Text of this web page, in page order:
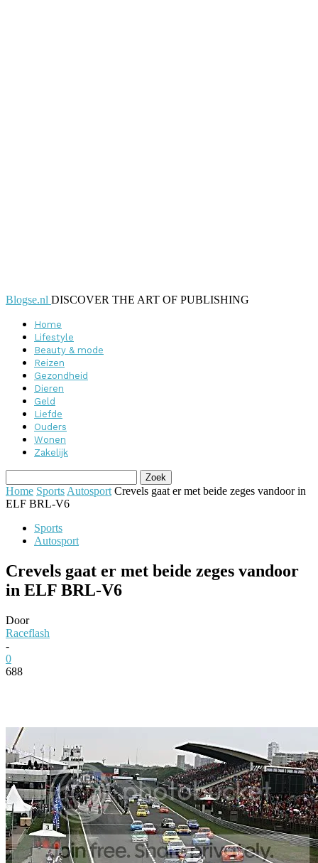
Blogse.nl DISCOVER THE ART OF PUBLISHING
Home
Lifestyle
Beauty & mode
Reizen
Gezondheid
Dieren
Geld
Liefde
Ouders
Wonen
Zakelijk
Home Sports Autosport Crevels gaat er met beide zeges vandoor in
ELF BRL-V6
Sports
Autosport
Crevels gaat er met beide zeges vandoor
in ELF BRL-V6
Door
Raceflash
-
0
688